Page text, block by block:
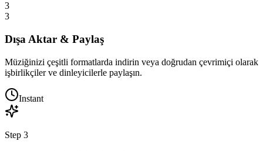
3
3
Dışa Aktar & Paylaş
Müziğinizi çeşitli formatlarda indirin veya doğrudan çevrimiçi olarak
işbirlikçiler ve dinleyicilerle paylaşın.
Instant
Step 3